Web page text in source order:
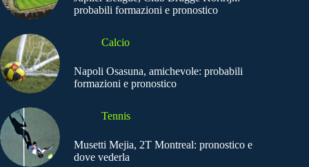
probabili formazioni e pronostico
Calcio
Napoli Osasuna, amichevole: probabili
formazioni e pronostico
Tennis
Musetti Mejia, 2T Montreal: pronostico e
dove vederla